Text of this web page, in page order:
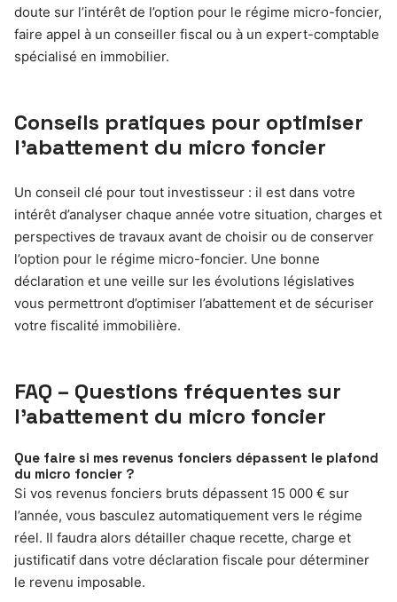
doute sur l’intérêt de l’option pour le régime micro-foncier,
faire appel à un conseiller fiscal ou à un expert-comptable
spécialisé en immobilier.
Conseils pratiques pour optimiser
l’abattement du micro foncier
Un conseil clé pour tout investisseur : il est dans votre
intérêt d’analyser chaque année votre situation, charges et
perspectives de travaux avant de choisir ou de conserver
l’option pour le régime micro-foncier. Une bonne
déclaration et une veille sur les évolutions législatives
vous permettront d’optimiser l’abattement et de sécuriser
votre fiscalité immobilière.
FAQ – Questions fréquentes sur
l’abattement du micro foncier
Que faire si mes revenus fonciers dépassent le plafond
du micro foncier ?
Si vos revenus fonciers bruts dépassent 15 000 € sur
l’année, vous basculez automatiquement vers le régime
réel. Il faudra alors détailler chaque recette, charge et
justificatif dans votre déclaration fiscale pour déterminer
le revenu imposable.